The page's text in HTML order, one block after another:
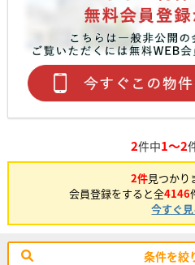
2件中1～2
2件見つかり
会員登録をすると全4146
今すぐ
条件を絞